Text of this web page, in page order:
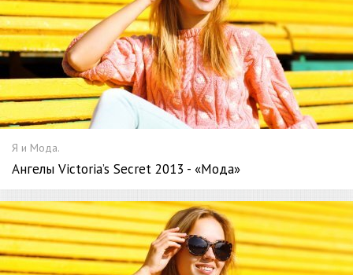
Я и Мода.
Ангелы Victoria’s Secret 2013 - «Мода»